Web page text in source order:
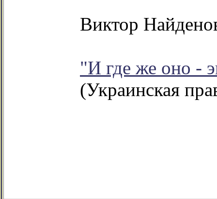
Виктор
"И где же оно -
(Украинская